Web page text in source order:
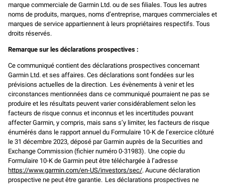
marque commerciale de Garmin Ltd. ou de ses filiales. Tous les autres
noms de produits, marques, noms d’entreprise, marques commerciales et
marques de service appartiennent à leurs propriétaires respectifs. Tous
droits réservés.
Remarque sur les déclarations prospectives :
Ce communiqué contient des déclarations prospectives concernant
Garmin Ltd. et ses affaires. Ces déclarations sont fondées sur les
prévisions actuelles de la direction. Les évènements à venir et les
circonstances mentionnées dans ce communiqué pourraient ne pas se
produire et les résultats peuvent varier considérablement selon les
facteurs de risque connus et inconnus et les incertitudes pouvant
affecter Garmin, y compris, mais sans s’y limiter, les facteurs de risque
énumérés dans le rapport annuel du Formulaire 10-K de l’exercice clôturé
le 31 décembre 2023, déposé par Garmin auprès de la Securities and
Exchange Commission (fichier numéro 0-31983). Une copie du
Formulaire 10-K de Garmin peut être téléchargée à l’adresse
https://www.garmin.com/en-US/investors/sec/. Aucune déclaration
prospective ne peut être garantie. Les déclarations prospectives ne